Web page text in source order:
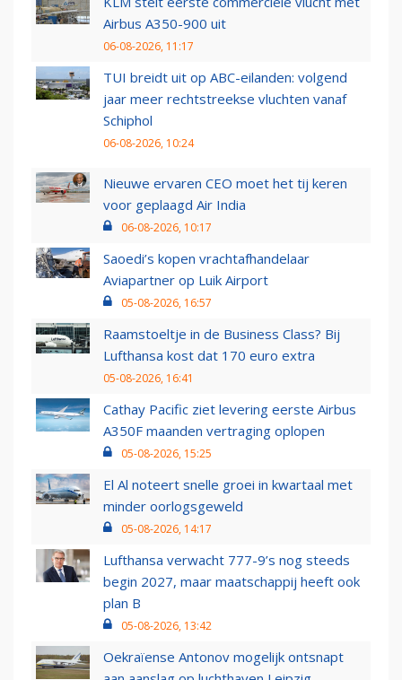
Airbus A350-900 uit
06-08-2026, 11:17
TUI breidt uit op ABC-eilanden: volgend
jaar meer rechtstreekse vluchten vanaf
Schiphol
06-08-2026, 10:24
Nieuwe ervaren CEO moet het tij keren
voor geplaagd Air India
06-08-2026, 10:17
Saoedi’s kopen vrachtafhandelaar
Aviapartner op Luik Airport
05-08-2026, 16:57
Raamstoeltje in de Business Class? Bij
Lufthansa kost dat 170 euro extra
05-08-2026, 16:41
Cathay Pacific ziet levering eerste Airbus
A350F maanden vertraging oplopen
05-08-2026, 15:25
El Al noteert snelle groei in kwartaal met
minder oorlogsgeweld
05-08-2026, 14:17
Lufthansa verwacht 777-9’s nog steeds
begin 2027, maar maatschappij heeft ook
plan B
05-08-2026, 13:42
Oekraïense Antonov mogelijk ontsnapt